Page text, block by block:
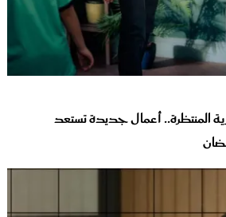
المنتظرة.. أعمال جديدة تستعد